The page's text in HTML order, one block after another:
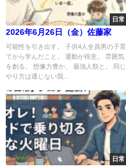
日常
2026年6月26日（金）佐藤家
可能性を引き出す。 子供4人全員男の子育
てから学んだこと。 運動が得意。 雰囲気
を創る。 想像力豊か。 最強人類と。 同じ
やり方は通じない我...
日常